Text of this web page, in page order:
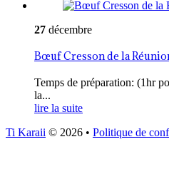
27 décembre
Bœuf Cresson de la
Temps de préparation: (1hr
la...
lire la suite
Ti Karaii © 2026 • Politique de